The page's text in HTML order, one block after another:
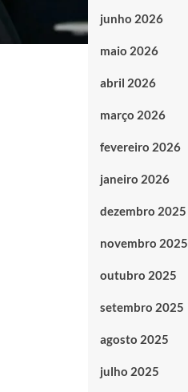
junho 2026
maio 2026
abril 2026
março 2026
fevereiro 2026
janeiro 2026
dezembro 2025
novembro 2025
outubro 2025
setembro 2025
agosto 2025
julho 2025